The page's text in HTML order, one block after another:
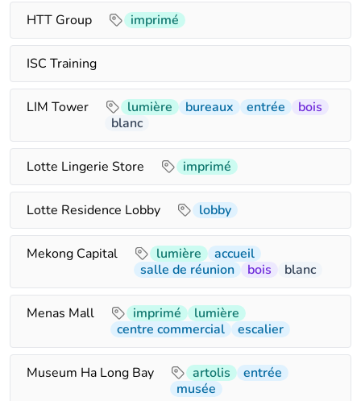
HTT Group imprimé
ISC Training
LIM Tower lumière bureaux entrée
bois
blanc
Lotte Lingerie Store imprimé
Lotte Residence Lobby lobby
Mekong Capital lumière
accueil
salle de réunion
bois blanc
Menas Mall imprimé
lumière
centre commercial
escalier
Museum Ha Long Bay artolis
entrée
musée